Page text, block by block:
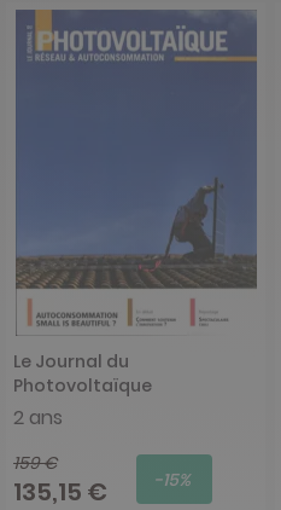
Le Journal du
Photovoltaïque
2 ans
159 €
135,15 € -15%